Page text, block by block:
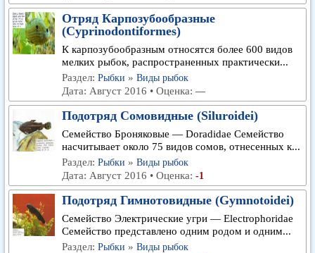
Отряд Карпозубообразные
(Cyprinodontiformes)
К карпозубообразным относятся более 600 видов
мелких рыбок, распространенных практически...
Раздел: Рыбки » Виды рыбок
Дата: Август 2016 • Оценка: —
Подотряд Сомовидные (Siluroidei)
Семейство Броняковые — Doradidae Семейство
насчитывает около 75 видов сомов, отнесенных к...
Раздел: Рыбки » Виды рыбок
Дата: Август 2016 • Оценка: -1
Подотряд Гимнотовидные (Gymnotoidei)
Семейство Электрические угри — Electrophoridae
Семейство представлено одним родом и одним...
Раздел: Рыбки » Виды рыбок